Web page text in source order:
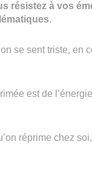
résistez à vos
.
se sent triste, en
est de
réprime chez